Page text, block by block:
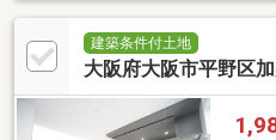
大阪市立喜連北小学校 徒歩6分(約
歩6分(約410m)・イオン喜連瓜破シ
(約800m)※容積率は前面道路幅員
細・ご相談はお気軽にお問い合わ
建築条件付土地
大阪府大阪市平野区